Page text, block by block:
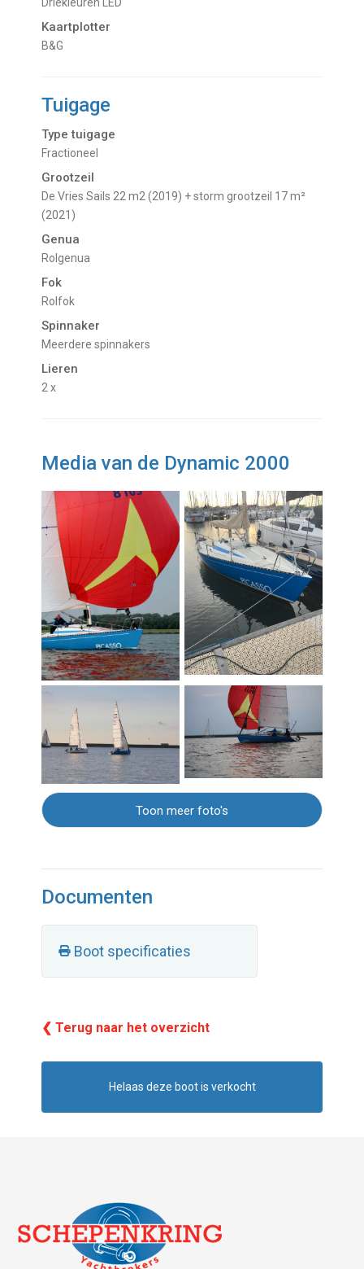
Kaartplotter
B&G
Tuigage
Type tuigage
Fractioneel
Grootzeil
De Vries Sails 22 m2 (2019) + storm grootzeil 17 m²
(2021)
Genua
Rolgenua
Fok
Rolfok
Spinnaker
Meerdere spinnakers
Lieren
2 x
Media van de Dynamic 2000
Toon meer foto's
Documenten
Boot specificaties
❮ Terug naar het overzicht
Helaas deze boot is verkocht